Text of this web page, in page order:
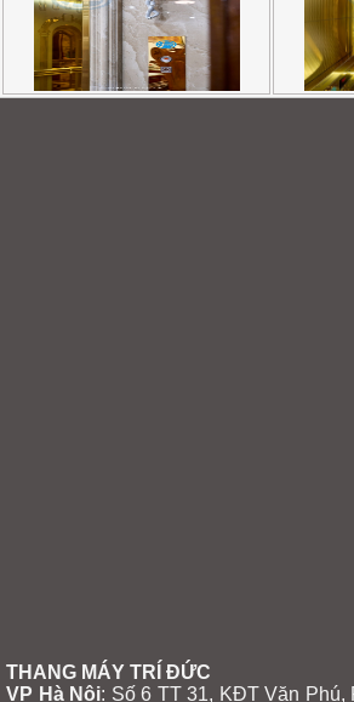
THANG MÁY TRÍ ĐỨC
VP Hà Nội: Số 6 TT 31, KĐT Văn Phú,